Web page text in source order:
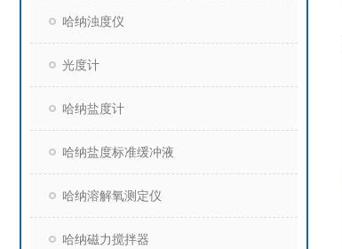
哈纳浊度仪
光度计
哈纳盐度计
哈纳盐度标准缓冲液
哈纳溶解氧测定仪
哈纳磁力搅拌器